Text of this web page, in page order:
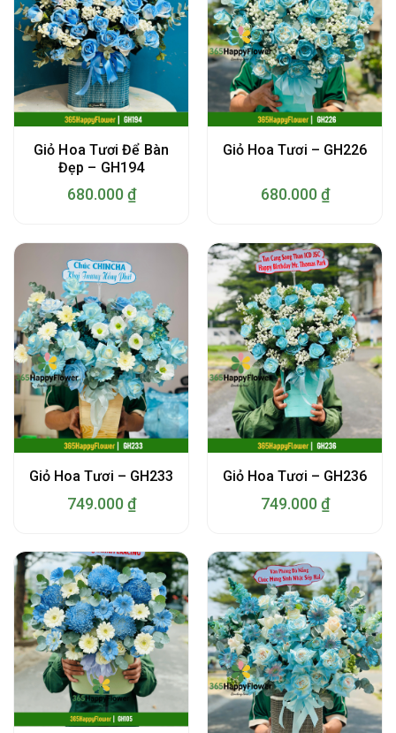
Giỏ Hoa Tươi Để Bàn
Đẹp – GH194
680.000 ₫
Giỏ Hoa Tươi – GH226
680.000 ₫
Giỏ Hoa Tươi – GH233
749.000 ₫
Giỏ Hoa Tươi – GH236
749.000 ₫